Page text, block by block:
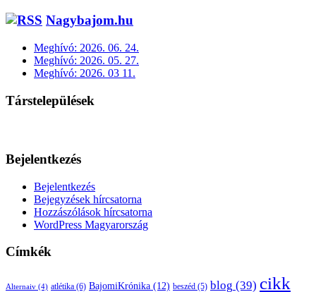
Nagybajom.hu
Meghívó: 2026. 06. 24.
Meghívó: 2026. 05. 27.
Meghívó: 2026. 03 11.
Társtelepülések
Bejelentkezés
Bejelentkezés
Bejegyzések hírcsatorna
Hozzászólások hírcsatorna
WordPress Magyarország
Címkék
Alternaiv (4) atlétika (6) BajomiKrónika (12) beszéd (5) blog (39) cikk